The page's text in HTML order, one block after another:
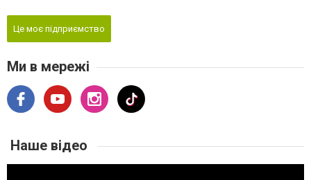
Це моє підприємство
Ми в мережі
Наше відео